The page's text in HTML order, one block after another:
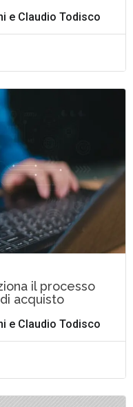
e Claudio Todisco
il processo
acquisto
e Claudio Todisco